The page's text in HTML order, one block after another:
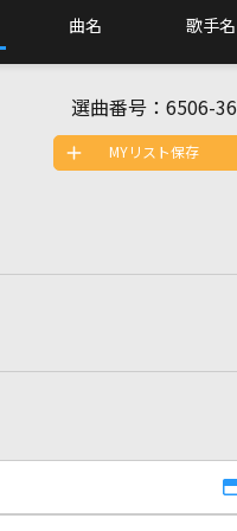
曲名 歌手名
選曲番号： 6506-36
MYリスト保存